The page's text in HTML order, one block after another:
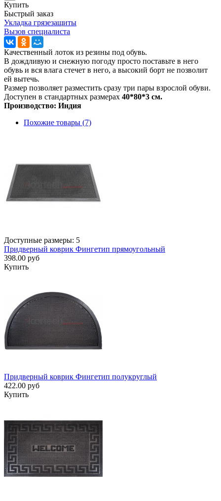
Купить
Быстрый заказ
Укладка грязезащиты
Вызов специалиста
Качественный лоток из резины под обувь.
В дождливую и снежную погоду просто поставьте в него
обувь и вся влага стечет в него, а высокий борт не позволит
ей вытечь.
Размер позволяет разместить сразу три пары взрослой обуви.
Доступен в стандартных размерах 40*80*3 см.
Производство: Индия
Похожие товары (7)
Доступные размеры: 5
Придверный коврик Фингетип прямоугольный
398.00 руб
Купить
Придверный коврик Фингетип полукруглый
422.00 руб
Купить